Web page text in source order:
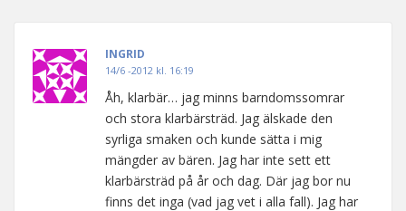
INGRID
14/6 -2012 kl. 16:19
Åh, klarbär… jag minns barndomssomrar
och stora klarbärsträd. Jag älskade den
syrliga smaken och kunde sätta i mig
mängder av bären. Jag har inte sett ett
klarbärsträd på år och dag. Där jag bor nu
finns det inga (vad jag vet i alla fall). Jag har